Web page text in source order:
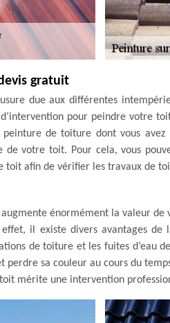
gratuit
due aux différentes
pour peindre votre
de toiture dont vous avez
de votre toit. Pour cela, vous
toit afin de vérifier les travaux de
énormément la valeur
effet, il existe divers avantages
de toiture et les fuites d’eau
perdre sa couleur au cours du
mérite une intervention